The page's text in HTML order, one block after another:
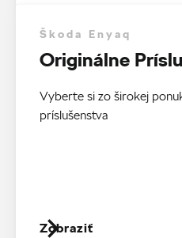
Škoda Enyaq
Originálne
Vyberte si zo širokej
príslušenstva
Zobraziť